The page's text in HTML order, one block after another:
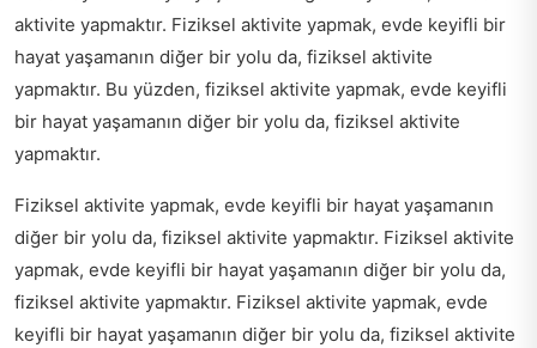
aktivite yapmaktır. Fiziksel aktivite yapmak, evde keyifli bir
hayat yaşamanın diğer bir yolu da, fiziksel aktivite
yapmaktır. Bu yüzden, fiziksel aktivite yapmak, evde keyifli
bir hayat yaşamanın diğer bir yolu da, fiziksel aktivite
yapmaktır.
Fiziksel aktivite yapmak, evde keyifli bir hayat yaşamanın
diğer bir yolu da, fiziksel aktivite yapmaktır. Fiziksel aktivite
yapmak, evde keyifli bir hayat yaşamanın diğer bir yolu da,
fiziksel aktivite yapmaktır. Fiziksel aktivite yapmak, evde
keyifli bir hayat yaşamanın diğer bir yolu da, fiziksel aktivite